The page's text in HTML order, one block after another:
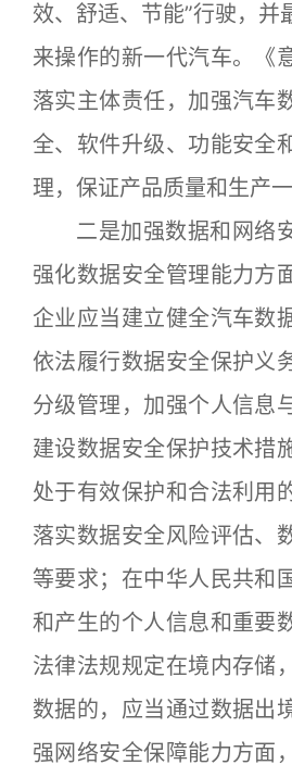
效、舒适、节能”行驶，并
来操作的新一代汽车。《
落实主体责任，加强汽车
全、软件升级、功能安全
理，保证产品质量和生产一
二是加强数据和网络
强化数据安全管理能力方
企业应当建立健全汽车数
依法履行数据安全保护义
分级管理，加强个人信息
建设数据安全保护技术措
处于有效保护和合法利用
落实数据安全风险评估、
等要求；在中华人民共和
和产生的个人信息和重要
法律法规规定在境内存储
数据的，应当通过数据出
强网络安全保障能力方面